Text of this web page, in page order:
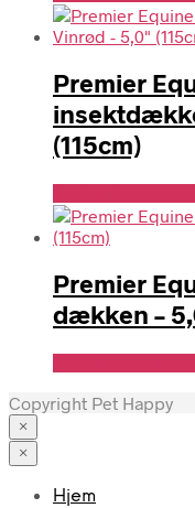
Premier
(115cm)
Premier
dækken –
Copyright Pet Happy
×
×
Hjem